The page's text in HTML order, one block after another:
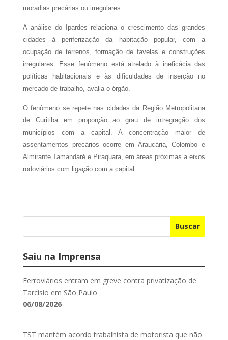
moradias precárias ou irregulares.
A análise do Ipardes relaciona o crescimento das grandes
cidades à periferização da habitação popular, com a
ocupação de terrenos, formação de favelas e construções
irregulares. Esse fenômeno está atrelado à ineficácia das
políticas habitacionais e às dificuldades de inserção no
mercado de trabalho, avalia o órgão.
O fenômeno se repete nas cidades da Região Metropolitana
de Curitiba em proporção ao grau de intregração dos
municípios com a capital. A concentração maior de
assentamentos precários ocorre em Araucária, Colombo e
Almirante Taman­­daré e Piraquara, em áreas próximas a eixos
rodoviários com ligação com a capital.
Buscar
Saiu na Imprensa
Ferroviários entram em greve contra privatização de
Tarcísio em São Paulo
06/08/2026
TST mantém acordo trabalhista de motorista que não